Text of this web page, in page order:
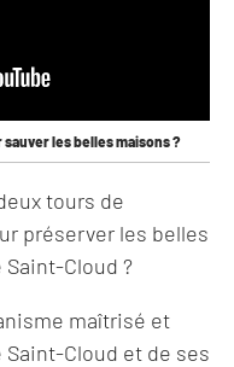
les belles maisons ?
tours de
préserver les belles
Cloud ?
maîtrisé et
Cloud et de ses